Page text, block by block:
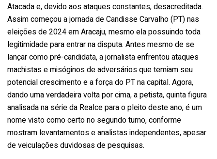
Atacada e, devido aos ataques constantes, desacreditada.
Assim começou a jornada de Candisse Carvalho (PT) nas
eleições de 2024 em Aracaju, mesmo ela possuindo toda
legitimidade para entrar na disputa. Antes mesmo de se
lançar como pré-candidata, a jornalista enfrentou ataques
machistas e misóginos de adversários que temiam seu
potencial crescimento e a força do PT na capital. Agora,
dando uma verdadeira volta por cima, a petista, quinta figura
analisada na série da Realce para o pleito deste ano, é um
nome visto como certo no segundo turno, conforme
mostram levantamentos e analistas independentes, apesar
de veiculações duvidosas de pesquisas.